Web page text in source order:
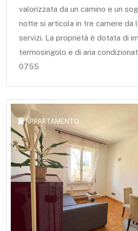
valorizzata da un camino e un
notte si articola in tre camere da
servizi. La proprietà è dotata di
termosingolo e di aria
0755
APPARTAMENTO